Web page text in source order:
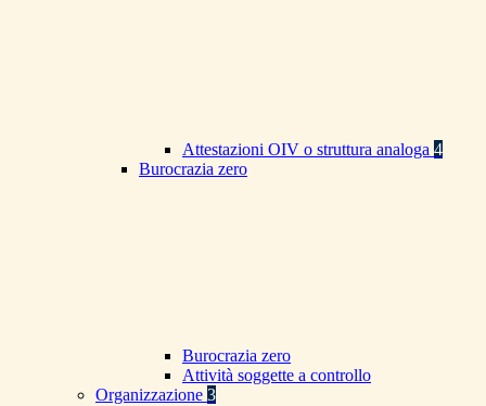
Attestazioni OIV o struttura analoga 4
Burocrazia zero
Burocrazia zero
Attività soggette a controllo
Organizzazione 3